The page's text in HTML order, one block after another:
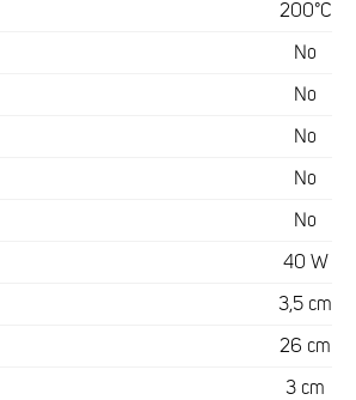
200°C
No
No
No
No
No
40 W
3,5 cm
26 cm
3 cm